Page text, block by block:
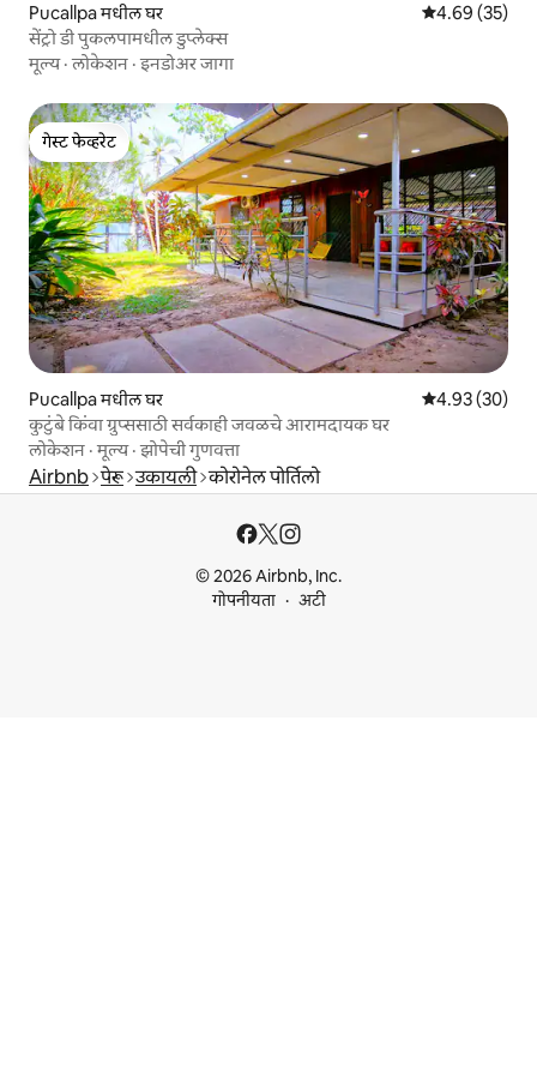
Pucallpa मधील घर 5 पैकी 4.69
4.69 (35)
सेंट्रो डी पुकलपामधील डुप्लेक्स
मूल्य·लोकेशन ·इनडोअर जागा
गेस्ट फेव्हरेट
गेस्ट फेव्हरेट
Pucallpa मधील घर 5 पैकी 4.93
4.93 (30)
कुटुंबे किंवा ग्रुप्ससाठी सर्वकाही जवळचे आरामदायक घर
लोकेशन ·मूल्य·झोपेची गुणवत्ता
Airbnb पेरू उकायली कोरोनेल पोर्तिलो
© 2026 Airbnb, Inc.
गोपनीयता
अटी